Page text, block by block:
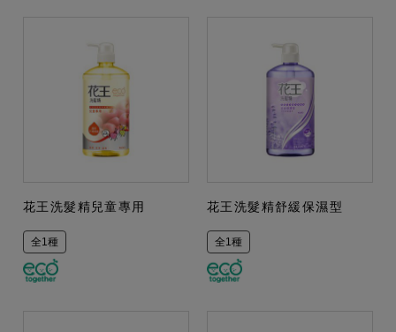
花王洗髮精兒童專用
全1種
花王洗髮精舒緩保濕型
全1種